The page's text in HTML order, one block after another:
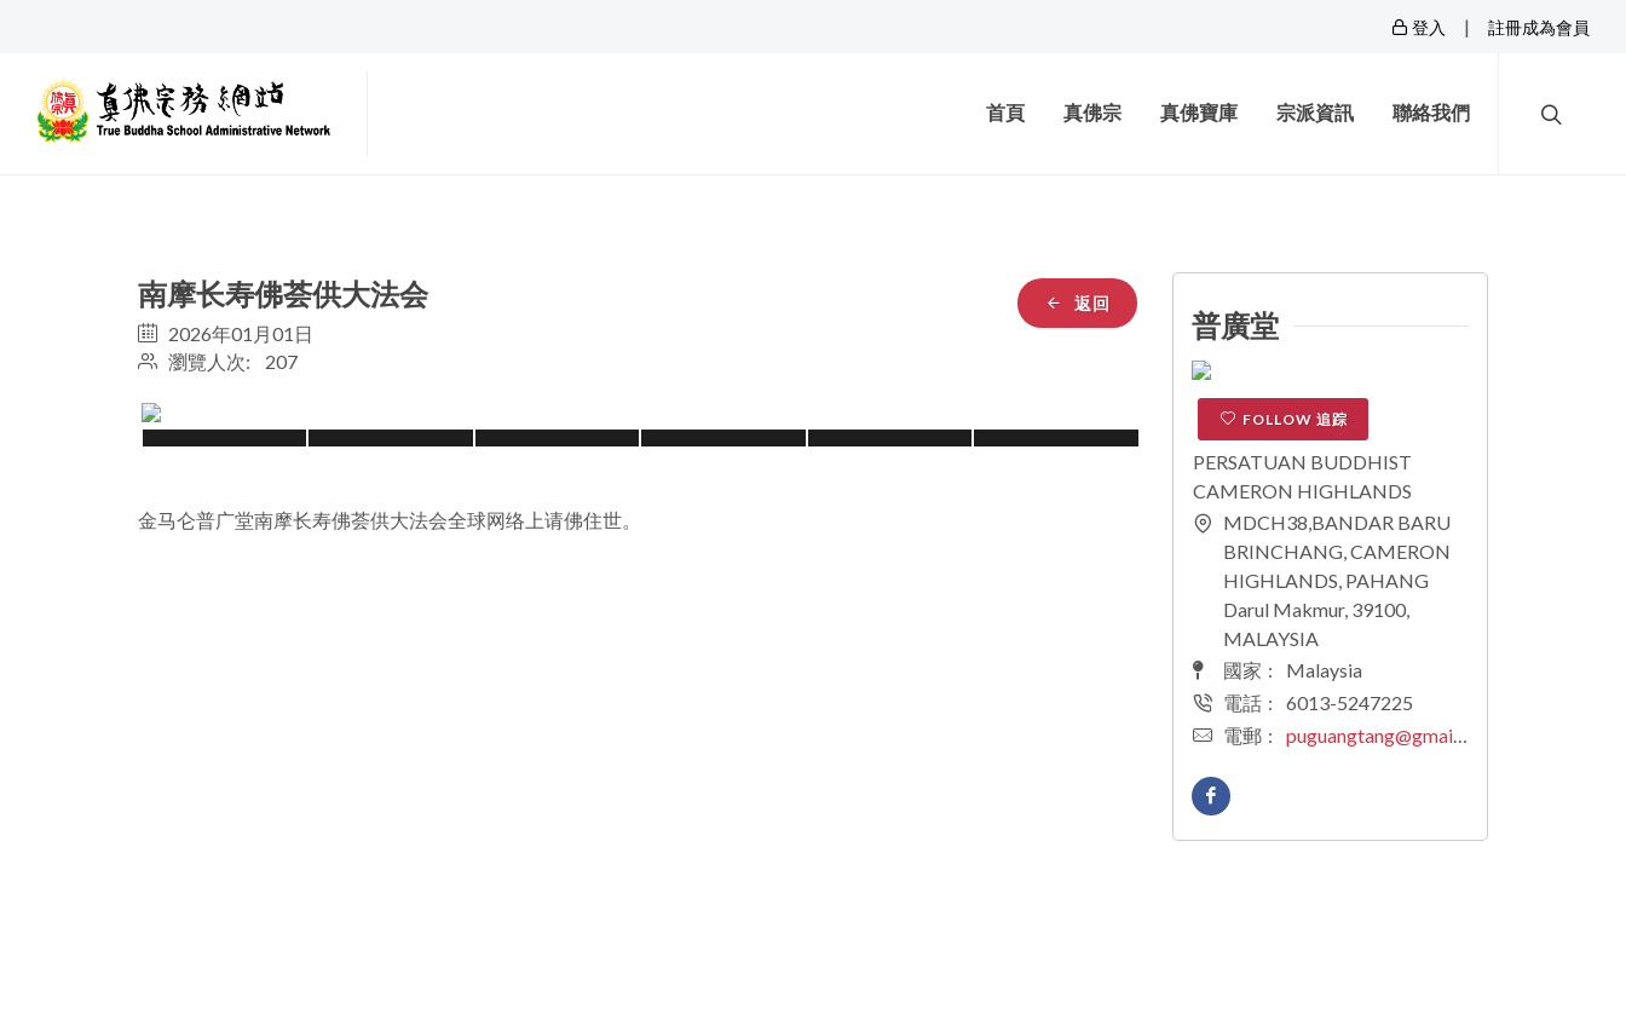
登入 | 註冊成為會員
首頁 真佛宗 真佛寶庫 宗派資訊 聯絡我們
返回
南摩长寿佛荟供大法会
2026年01月01日
瀏覽人次: 207
金马仑普广堂南摩长寿佛荟供大法会全球网络上请佛住世。
普廣堂
FOLLOW 追踪
PERSATUAN BUDDHIST
CAMERON HIGHLANDS
MDCH38,BANDAR BARU
BRINCHANG, CAMERON
HIGHLANDS, PAHANG
Darul Makmur, 39100,
MALAYSIA
國家 :
Malaysia
電話 :
6013-5247225
電郵 : puguangtang@gmail.com